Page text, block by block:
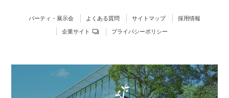
パーティ・展示会 よくある質問 サイトマップ 採用情報
企業サイト プライバシーポリシー